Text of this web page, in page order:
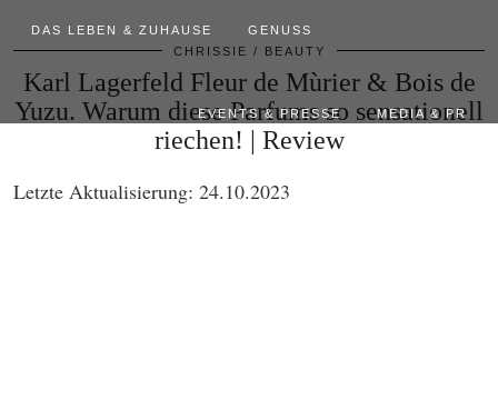
DAS LEBEN & ZUHAUSE GENUSS
EVENTS & PRESSE MEDIA & PR
CHRISSIE BEAUTY
Karl Lagerfeld Fleur de Mùrier & Bois de
Yuzu. Warum diese Parfums so sensationell
riechen! | Review
Letzte Aktualisierung: 24.10.2023